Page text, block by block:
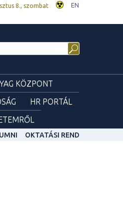
8., szombat EN
KÖZPONT
HR PORTÁL
OKTATÁSI REND